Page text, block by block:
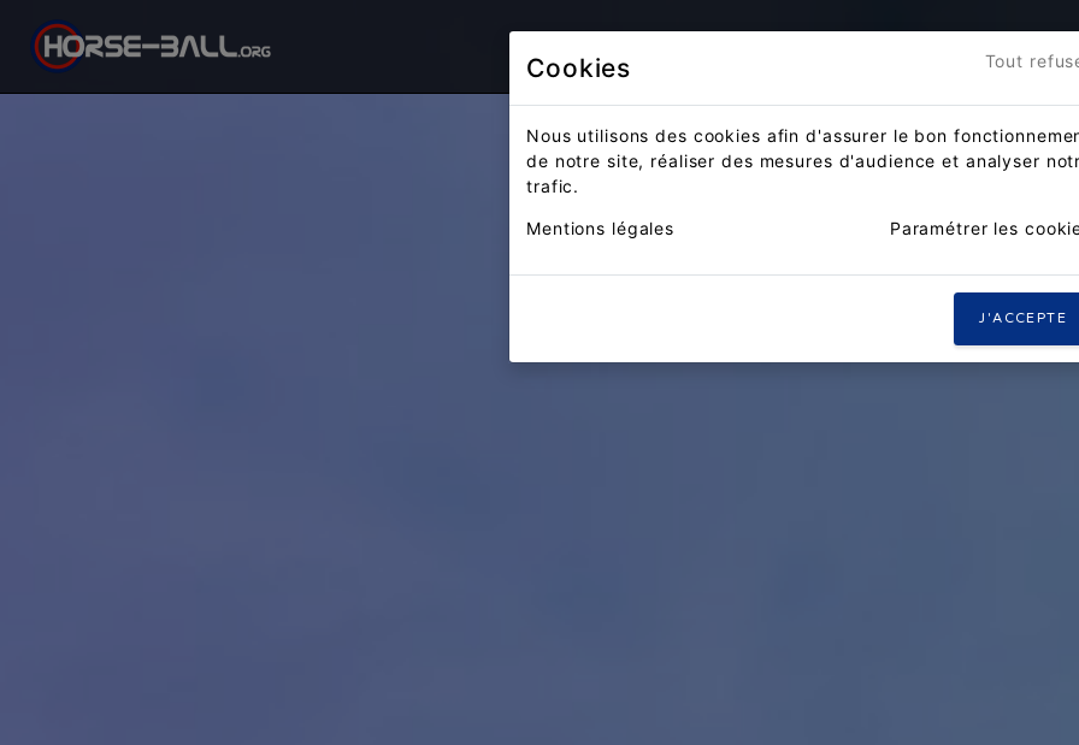
Cookies Tout
Nous utilisons des cookies afin d'assurer le bon
de notre site, réaliser des mesures d'audience et analyser
trafic.
Mentions légales Paramétrer les
J'ACCEPTE